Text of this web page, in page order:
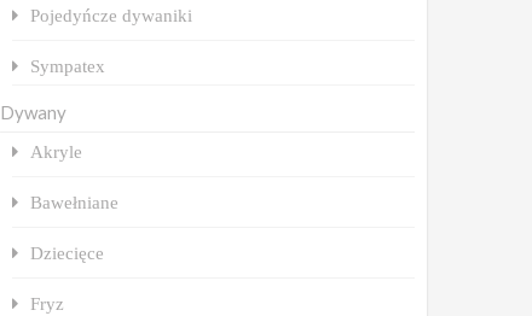
Pojedyńcze dywaniki
Sympatex
Dywany
Akryle
Bawełniane
Dziecięce
Fryz